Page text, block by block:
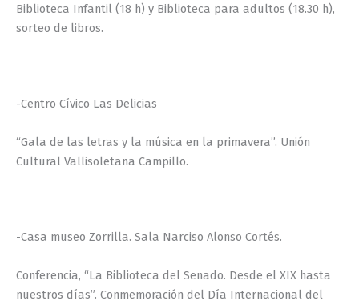
Biblioteca Infantil (18 h) y Biblioteca para adultos (18.30 h),
sorteo de libros.
-Centro Cívico Las Delicias
“Gala de las letras y la música en la primavera”. Unión
Cultural Vallisoletana Campillo.
-Casa museo Zorrilla. Sala Narciso Alonso Cortés.
Conferencia, “La Biblioteca del Senado. Desde el XIX hasta
nuestros días”. Conmemoración del Día Internacional del